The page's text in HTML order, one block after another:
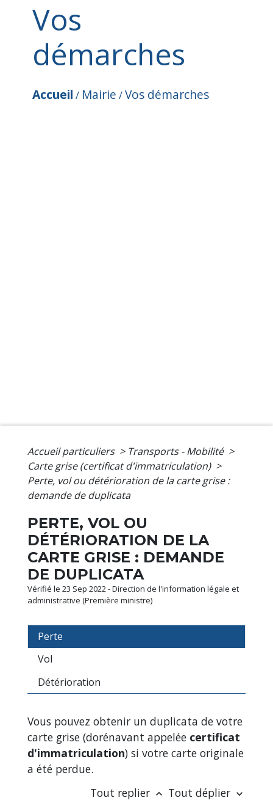
Vos
démarches
Accueil / Mairie /Vos démarches
Accueil particuliers > Transports - Mobilité >
Carte grise (certificat d'immatriculation) >
Perte, vol ou détérioration de la carte grise :
demande de duplicata
PERTE, VOL OU
DÉTÉRIORATION DE LA
CARTE GRISE : DEMANDE
DE DUPLICATA
Vérifié le 23 Sep 2022 - Direction de l'information légale et
administrative (Première ministre)
Perte
Vol
Détérioration
Vous pouvez obtenir un duplicata de votre
carte grise (dorénavant appelée certificat
d'immatriculation) si votre carte originale
a été perdue.
Tout replier keyboard_arrow_up Tout déplier keyboard_arrow_down